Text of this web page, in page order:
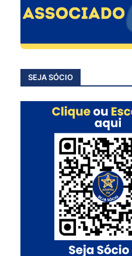
SEJA SÓCIO